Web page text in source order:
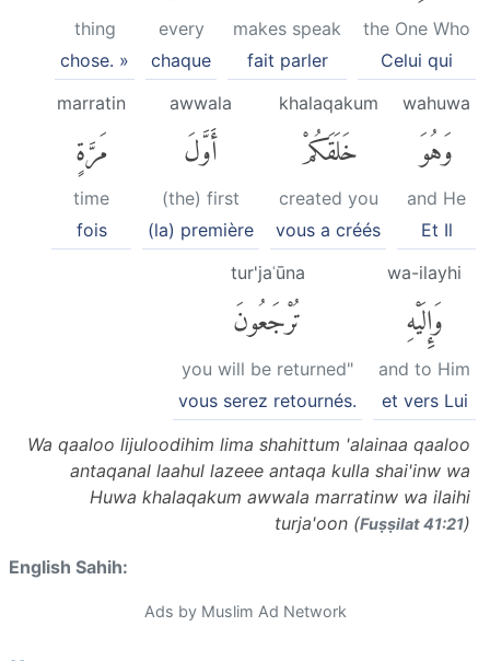
the One Who
Celui qui
makes speak
fait parler
every
chaque
thing
chose. »
wahuwa
وَهُوَ
and He
Et Il
khalaqakum
خَلَقَكُمْ
created you
vous a créés
awwala
أَوَّلَ
(the) first
(la) première
marratin
مَرَّةٍ
time
fois
wa-ilayhi
وَإِلَيْهِ
and to Him
et vers Lui
tur'jaʿūna
تُرْجَعُونَ
you will be returned"
vous serez retournés.
Wa qaaloo lijuloodihim lima shahittum 'alainaa qaaloo
antaqanal laahul lazeee antaqa kulla shai'inw wa
Huwa khalaqakum awwala marratinw wa ilaihi
turja'oon (Fuṣṣilat 41:21)
English Sahih:
Ads by Muslim Ad Network